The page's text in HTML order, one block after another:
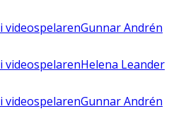
i videospelarenGunnar Andrén
i videospelarenHelena Leander
i videospelarenGunnar Andrén